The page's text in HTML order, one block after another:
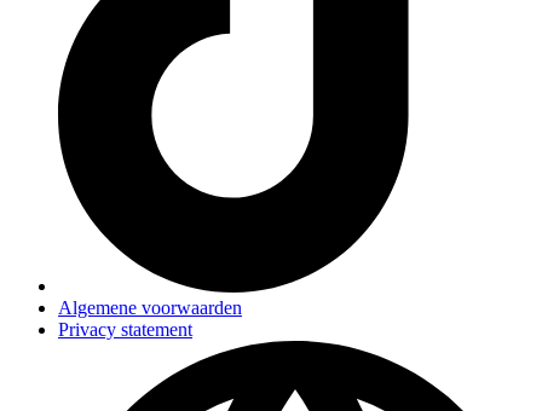
Algemene voorwaarden
Privacy statement